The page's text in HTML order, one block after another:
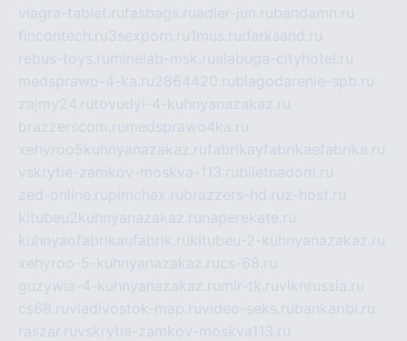
viagra-tablet.rufasbags.ruadler-jun.rubandamn.ru
fincontech.ru3sexporn.ru1mus.rudarksand.ru
rebus-toys.ru minelab-msk.rualabuga-cityhotel.ru
medsprawo-4-ka.ru2864420.rublagodarenie-spb.ru
zajmy24.rutovudyi-4-kuhnyanazakaz.ru
brazzerscom.ru medsprawo4ka.ru
xehyroo5kuhnyanazakaz.rufabrikayfabrikaefabrika.ru
vskrytie-zamkov-moskva-113.rubiletnadom.ru
zed-online.rupimchax.rubrazzers-hd.ruz-host.ru
kitubeu2kuhnyanazakaz.ru naperekate.ru
kuhnyaofabrikaufabrik.rukitubeu-2-kuhnyanazakaz.ru
xehyroo-5-kuhnyanazakaz.rucs-68.ru
guzywia-4-kuhnyanazakaz.ru mir-tk.ruvlknrussia.ru
cs68.ruvladivostok-map.ruvideo-seks.rubankaribi.ru
raszar.ruvskrytie-zamkov-moskva113.ru